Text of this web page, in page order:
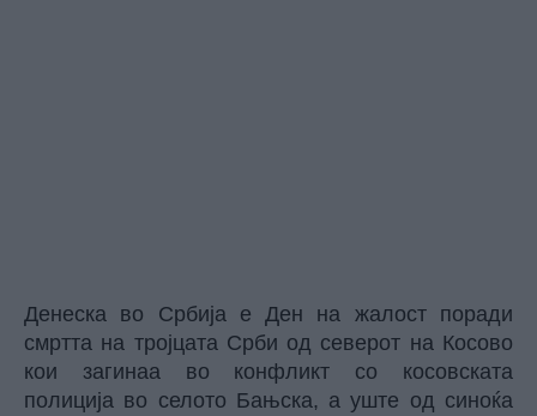
Денеска во Србија е Ден на жалост поради
смртта на тројцата Срби од северот на Косово
кои загинаа во конфликт со косовската
полиција во селото Бањска, а уште од синоќа